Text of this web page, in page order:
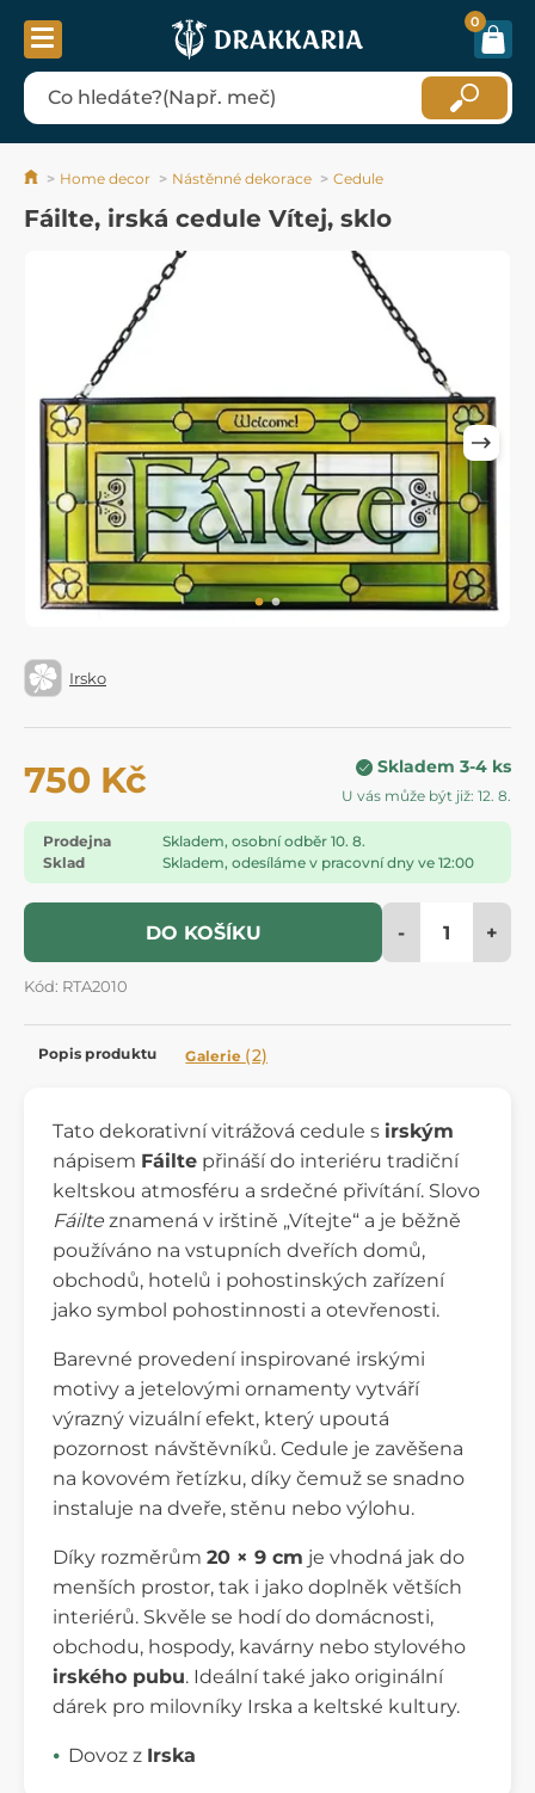
0
Home decor Nástěnné dekorace Cedule
Fáilte, irská cedule Vítej, sklo
Irsko
750 Kč Skladem 3-4 ks
U vás může být již: 12. 8.
Prodejna
Skladem, osobní odběr 10. 8.
Sklad
Skladem, odesíláme v pracovní dny ve 12:00
DO KOŠÍKU - +
Kód: RTA2010
Popis produktu Galerie (2)
Tato dekorativní vitrážová cedule s irským
nápisem Fáilte přináší do interiéru tradiční
keltskou atmosféru a srdečné přivítání. Slovo
Fáilte znamená v irštině „Vítejte“ a je běžně
používáno na vstupních dveřích domů,
obchodů, hotelů i pohostinských zařízení
jako symbol pohostinnosti a otevřenosti.
Barevné provedení inspirované irskými
motivy a jetelovými ornamenty vytváří
výrazný vizuální efekt, který upoutá
pozornost návštěvníků. Cedule je zavěšena
na kovovém řetízku, díky čemuž se snadno
instaluje na dveře, stěnu nebo výlohu.
Díky rozměrům 20 × 9 cm je vhodná jak do
menších prostor, tak i jako doplněk větších
interiérů. Skvěle se hodí do domácnosti,
obchodu, hospody, kavárny nebo stylového
irského pubu. Ideální také jako originální
dárek pro milovníky Irska a keltské kultury.
Dovoz z Irska